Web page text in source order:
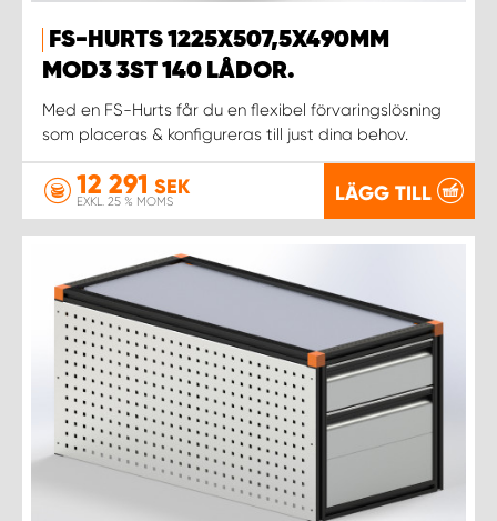
FS-HURTS 1225X507,5X490MM
MOD3 3ST 140 LÅDOR.
Med en FS-Hurts får du en flexibel förvaringslösning
som placeras & konfigureras till just dina behov.
12 291 SEK
EXKL. 25 % MOMS LÄGG TILL